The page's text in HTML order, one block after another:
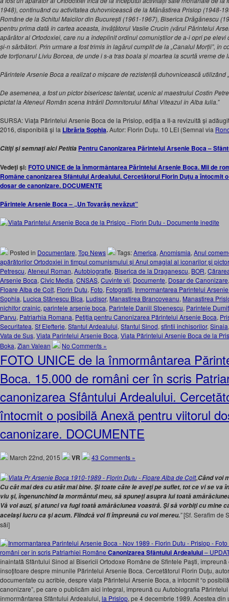
1948), continuând cu activitatea duhovnicească de la Mănăstirea Prislop (1948-
Române de la Schitul Maicilor din București (1961-1967), Biserica Drăgănescu
pentru prima dată în cartea aceasta, învățătorul Vasile Crucin (vărul Părintelui
apărător al Ortodoxiei, care nu a îndeplinit ordinul comuniștilor de a-i opri pe
și-n sărbători. Prin urmare a fost trimis în lagărul cumplit de la „Canalul Morții”, în
de torționarul Liviu Borcea, de unde i s-a tras boala și moartea la scurtă vreme de
Părintele Arsenie Boca a realizat o mișcare de rezistență duhovnicească utilizând
De asemenea, a fost un pictor bisericesc talentat, ucenic al maestrului Costin
pictat la Ateneul Român scena Intrării Domnitorului Mihai Viteazul în Alba Iulia.”
SURSA: Viața Părintelui Arsenie Boca de la Prislop, ediția a II-a revizuită și
2016, disponibilă şi la Librăria Sophia.Autor: Florin Duțu. 10 LEI (Semnal via
Citiţi şi semnaţi aici Petitia Pentru Canonizarea Părintelui Arsenie Boca –
Vedeţi şi: FOTO UNICE de la înmormântarea Părintelui Arsenie Boca. Mii de
Române canonizarea Sfântului Ardealului. Cercetătorul Florin Duţu a întocmit
dosar de canonizare. DOCUMENTE
Părintele Arsenie Boca – „Un Tovarăş nevăzut”
Posted in Documentare, Top News Tags:America, Anomismia, Anul
apărătorilor Ortodoxiei în timpul comunismului și Anul omagial al iconarilor şi
Petrescu, Ateneul Roman, Autobiografie, Biserica de la Draganescu, BOR,
Arsenie Boca, Civic Media, CNSAS, Cuvinte vii, Documente, Dosar de Canonizare
Floare Alba de Colt, Florin Dutu, Foto, Fotografii, Inmormantarea Parintelui
Sophia, Lucica Stănescu Bica, Ludisor, Manastirea Brancoveanu, Manastirea
nichifor crainic, parintele arsenie boca, Parintele Daniil Stoenescu, Parintele
Parvu, Patriarhia Romana, Petiţia pentru Canonizarea Părintelui Arsenie Boca,
Securitatea, Sf Elefterie, Sfantul Ardealului, Sfantul Sinod, sfintii inchisorilor, Sinaia
Vata de Sus, Viata Parintelui Arsenie Boca, Viața Părintelui Arsenie Boca de la
Boka, Zian Valean No Comments »
FOTO UNICE de la înmormântarea
Boca. 15.000 de români cer în scris
canonizarea Sfântului Ardealului.
întocmit o posibilă Anexă pentru viitorul
canonizare. DOCUMENTE
March 22nd, 2015 VR 43 Comments »
„Când voi
Cu cât mai des cu atât mai bine. Şi toate câte le aveţi pe suflet, tot ce vi se va
viu şi, îngenunchind la mormântul meu, să spuneţi asupra lui toată
Vă voi auzi, şi atunci va fugi toată amărăciunea voastră. Şi să vorbiţi cu mine
acelaşi lucru ca şi acum. Fiindcă voi fi împreună cu voi mereu.”[Sf. Serafim de
săi]
români cer în scris Patriarhiei Române Canonizarea Sfântului Ardealului–
înaintată Sfântului Sinod al Bisericii Ortodoxe Române de Sfintele Paşti,
însoţitoare despre minunile Părintelui Arsenie Boca. Cercetătorul Florin Duţu,
documentate cu acribie, despre viaţa Părintelui Arsenie Boca, a întocmit “o
canonizare”, pe care o publicăm aici integral, împreună cu Autobiografia
înmormântarea Sfântului Ardealului, la Prislop, pe 4 decembrie 1989. Acestea